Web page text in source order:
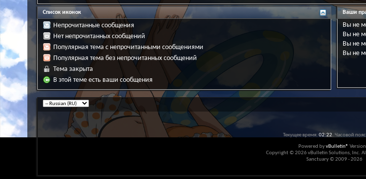
Список иконок
Непрочитанные сообщения
Нет непрочитанных сообщений
Популярная тема с непрочитанными сообщениями
Популярная тема без непрочитанных сообщений
Тема закрыта
В этой теме есть ваши сообщения
Ваши
Вы не
Вы не
Вы не
Вы не
Текущее время: 02:22. Часовой
Powered byvBulletin®
Copyright © 2026 vBulletin Solutions, Inc.
Sanctuary © 2009 - 2026